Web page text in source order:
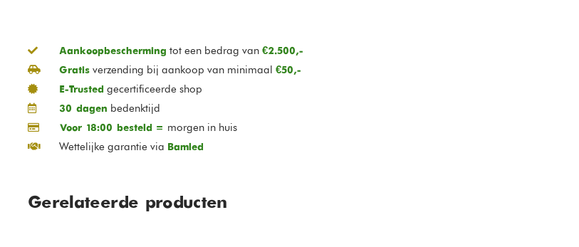
Aankoopbescherming tot een bedrag van €2.500,-
Gratisverzending bij aankoop van minimaal €50,-
E-Trusted gecertificeerde shop
30 dagen bedenktijd
Voor 18:00 besteld = morgen in huis
Wettelijke garantie via Bamled
Gerelateerde producten